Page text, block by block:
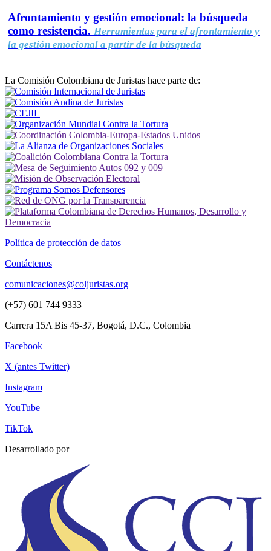
Afrontamiento y gestión emocional: la búsqueda
como resistencia. Herramientas para el afrontamiento y
la gestión emocional a partir de la búsqueda
La Comisión Colombiana de Juristas hace parte de:
Política de protección de datos
Contáctenos
comunicaciones@coljuristas.org
(+57) 601 744 9333
Carrera 15A Bis 45-37, Bogotá, D.C., Colombia
Facebook
X (antes Twitter)
Instagram
YouTube
TikTok
Desarrollado por